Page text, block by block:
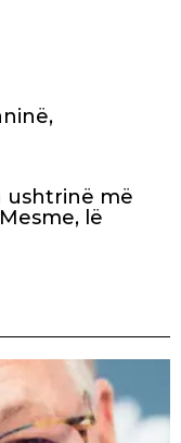
ushtrinë më
lë